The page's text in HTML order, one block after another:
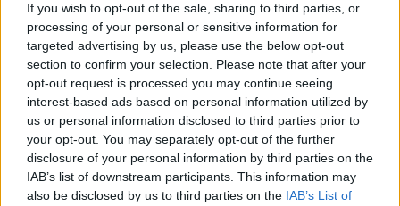
If you wish to opt-out of the sale, sharing to third parties, or
processing of your personal or sensitive information for
targeted advertising by us, please use the below opt-out
section to confirm your selection. Please note that after your
opt-out request is processed you may continue seeing
interest-based ads based on personal information utilized by
us or personal information disclosed to third parties prior to
your opt-out. You may separately opt-out of the further
disclosure of your personal information by third parties on the
IAB’s list of downstream participants. This information may
also be disclosed by us to third parties on the IAB’s List of
mutat be a Magyar Menyasszony
kiállítás